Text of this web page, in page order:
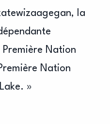
la
Nation
Nation
»